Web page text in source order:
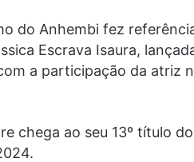
do Anhembi fez
Escrava Isaura,
a participação da atriz
chega ao seu 13º título